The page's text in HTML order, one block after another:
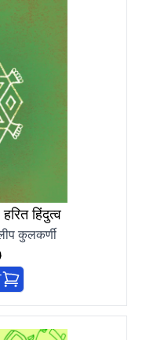
हिंदुत्व
कुलकर्णी